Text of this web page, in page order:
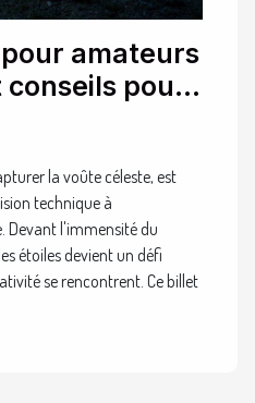
amateurs
pour
étoiles
la voûte céleste, est
technique à
Devant l'immensité du
étoiles devient un défi
se rencontrent. Ce billet